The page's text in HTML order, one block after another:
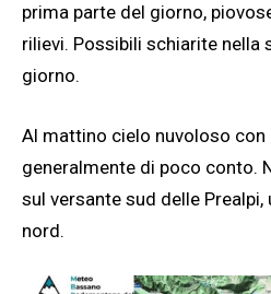
prima parte del giorno,
rilievi. Possibili schiarite nella
giorno.
Al mattino cielo nuvoloso
generalmente di poco conto.
sul versante sud delle Prealpi,
nord.